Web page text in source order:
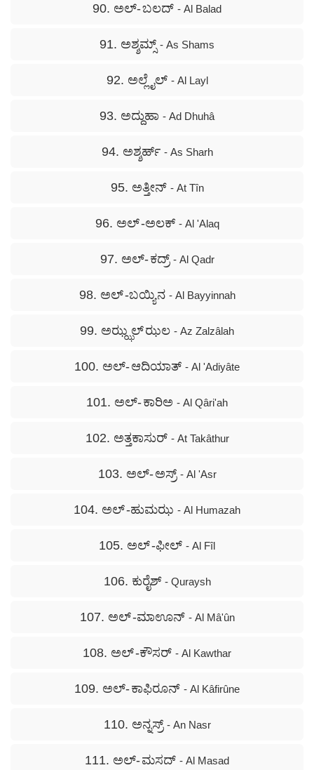
90. ಅಲ್- ಬಲದ್ - Al Balad
91. ಅಶ್ಶಮ್ಸ್ - As Shams
92. ಅಲ್ಲೈಲ್ - Al Layl
93. ಅದ್ದುಹಾ - Ad Dhuhâ
94. ಅಶ್ಶರ್ಹ್ - As Sharh
95. ಅತ್ತೀನ್ - At Tîn
96. ಅಲ್ -ಅಲಕ್ - Al 'Alaq
97. ಅಲ್- ಕದ್ರ್ - Al Qadr
98. ಅಲ್ -ಬಯ್ಯಿನ - Al Bayyinnah
99. ಅಝ್ಝಲ್ ಝಲ - Az Zalzâlah
100. ಅಲ್- ಆದಿಯಾತ್ - Al 'Adiyâte
101. ಅಲ್- ಕಾರಿಅ - Al Qâri'ah
102. ಅತ್ತಕಾಸುರ್ - At Takâthur
103. ಅಲ್- ಅಸ್ರ್ - Al 'Asr
104. ಅಲ್ -ಹುಮಝ - Al Humazah
105. ಅಲ್ -ಫೀಲ್ - Al Fîl
106. ಕುರೈಶ್ - Quraysh
107. ಅಲ್ -ಮಾಊನ್ - Al Mâ'ûn
108. ಅಲ್ -ಕೌಸರ್ - Al Kawthar
109. ಅಲ್- ಕಾಫಿರೂನ್ - Al Kâfirûne
110. ಅನ್ನಸ್ರ್ - An Nasr
111. ಅಲ್- ಮಸದ್ - Al Masad